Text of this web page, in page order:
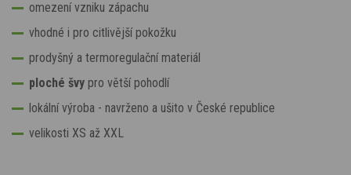
omezení vzniku zápachu
vhodné i pro citlivější pokožku
prodyšný a termoregulační materiál
ploché švy pro větší pohodlí
lokální výroba - navrženo a ušito v České republice
velikosti XS až XXL